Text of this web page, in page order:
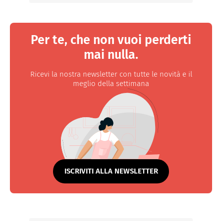
Per te, che non vuoi perderti
mai nulla.
Ricevi la nostra newsletter con tutte le novità e il
meglio della settimana
ISCRIVITI ALLA NEWSLETTER